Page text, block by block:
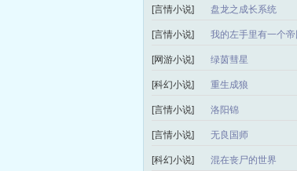
[言情小说] 盘龙之成长系统
[言情小说] 我的左手里有一个帝
[网游小说] 绿茵彗星
[科幻小说] 重生成狼
[言情小说] 洛阳锦
[言情小说] 无良国师
[科幻小说] 混在丧尸的世界